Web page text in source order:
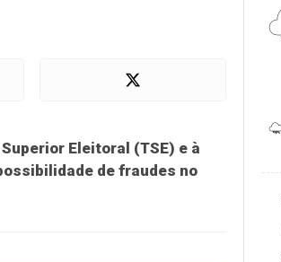
Eleitoral (TSE) e à
de fraudes no